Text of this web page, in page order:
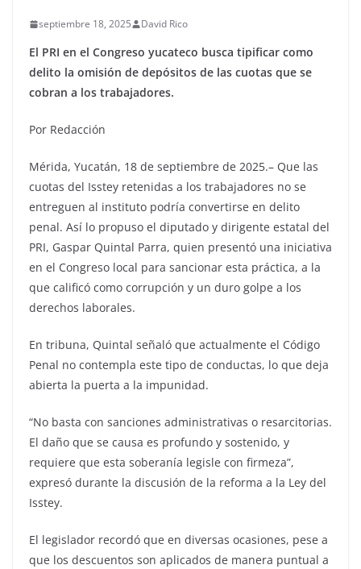
septiembre 18, 2025 David Rico
El PRI en el Congreso yucateco busca tipificar como
delito la omisión de depósitos de las cuotas que se
cobran a los trabajadores.
Por Redacción
Mérida, Yucatán, 18 de septiembre de 2025.– Que las
cuotas del Isstey retenidas a los trabajadores no se
entreguen al instituto podría convertirse en delito
penal. Así lo propuso el diputado y dirigente estatal del
PRI, Gaspar Quintal Parra, quien presentó una iniciativa
en el Congreso local para sancionar esta práctica, a la
que calificó como corrupción y un duro golpe a los
derechos laborales.
En tribuna, Quintal señaló que actualmente el Código
Penal no contempla este tipo de conductas, lo que deja
abierta la puerta a la impunidad.
“No basta con sanciones administrativas o resarcitorias.
El daño que se causa es profundo y sostenido, y
requiere que esta soberanía legisle con firmeza”,
expresó durante la discusión de la reforma a la Ley del
Isstey.
El legislador recordó que en diversas ocasiones, pese a
que los descuentos son aplicados de manera puntual a